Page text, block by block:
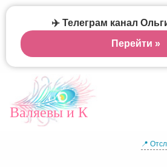
Валяевы и К
📍
✈️ Телеграм канал
Перейти »